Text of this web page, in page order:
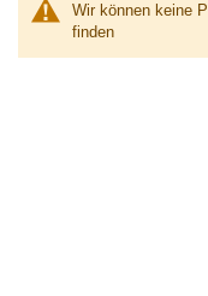
Wir können keine
finden